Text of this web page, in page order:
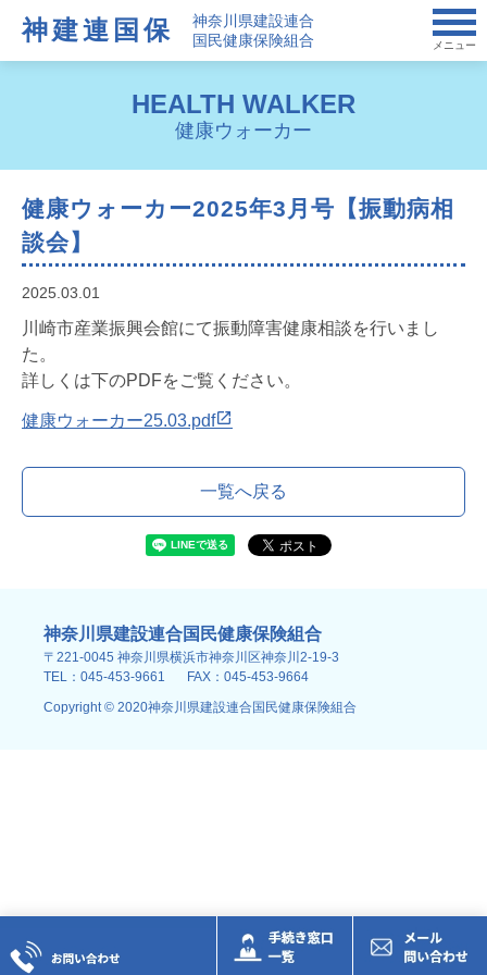
神建連国保
神奈川県建設連合
国民健康保険組合
メニュー
HEALTH WALKER
健康ウォーカー
健康ウォーカー2025年3月号【振動病相
談会】
2025.03.01
川崎市産業振興会館にて振動障害健康相談を行いまし
た。
詳しくは下のPDFをご覧ください。
健康ウォーカー25.03.pdf
一覧へ戻る
神奈川県建設連合国民健康保険組合
〒221-0045 神奈川県横浜市神奈川区神奈川2-19-3
TEL：045-453-9661
FAX：045-453-9664
Copyright © 2020神奈川県建設連合国民健康保険組合